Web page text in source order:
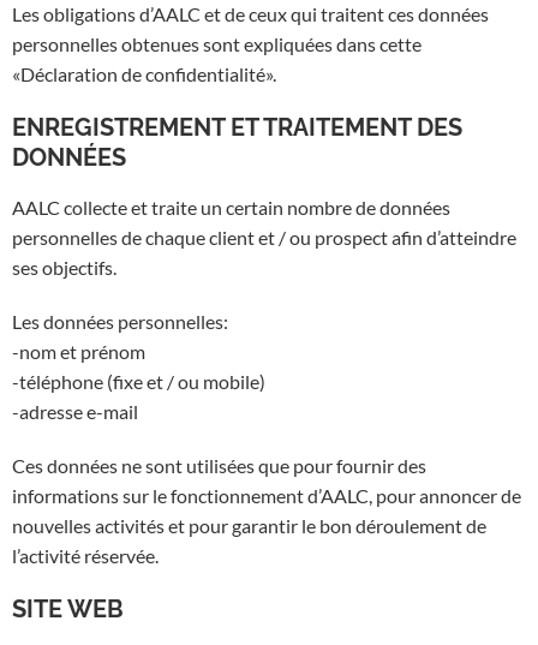
Les obligations d’AALC et de ceux qui traitent ces données
personnelles obtenues sont expliquées dans cette
«Déclaration de confidentialité».
ENREGISTREMENT ET TRAITEMENT DES
DONNÉES
AALC collecte et traite un certain nombre de données
personnelles de chaque client et / ou prospect afin d’atteindre
ses objectifs.
Les données personnelles:
-nom et prénom
-téléphone (fixe et / ou mobile)
-adresse e-mail
Ces données ne sont utilisées que pour fournir des
informations sur le fonctionnement d’AALC, pour annoncer de
nouvelles activités et pour garantir le bon déroulement de
l’activité réservée.
SITE WEB